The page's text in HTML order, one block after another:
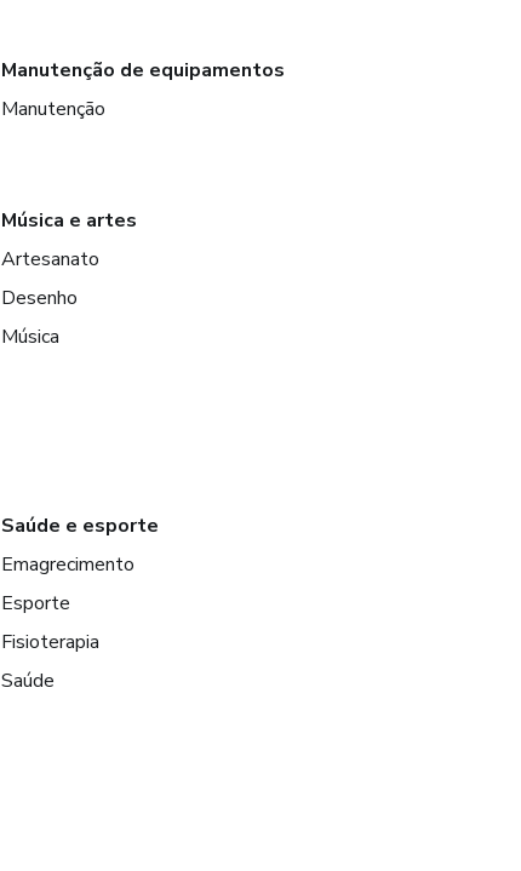
Manutenção de equipamentos
Manutenção
Música e artes
Artesanato
Desenho
Música
Saúde e esporte
Emagrecimento
Esporte
Fisioterapia
Saúde